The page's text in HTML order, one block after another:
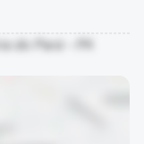
do Pará - PA